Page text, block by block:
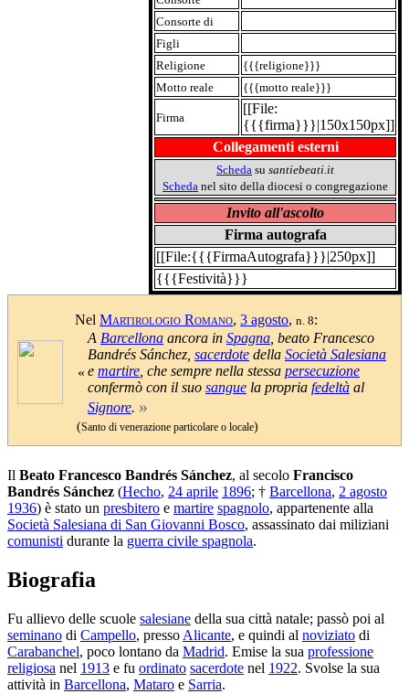
Consorte di
Figli
Religione
{{{religione}}}
Motto reale
{{{motto reale}}}
Firma
[[File:
{{{firma}}}|150x150px]]
Collegamenti esterni
Scheda su santiebeati.it
Scheda nel sito della diocesi o congregazione
Invito all'ascolto
Firma autografa
[[File:{{{FirmaAutografa}}}|250px]]
{{{Festività}}}
Nel Martirologio Romano, 3 agosto, n. 8:
«
A Barcellona ancora in Spagna , beato Francesco
Bandrés Sánchez, sacerdote della Società Salesiana
e martire , che sempre nella stessa persecuzione
confermò con il suo sangue la propria fedeltà al
Signore. »
(Santo di venerazione particolare o locale)
Il Beato Francesco Bandrés Sánchez, al secolo Francisco
Bandrés Sánchez (Hecho, 24 aprile 1896; † Barcellona, 2 agosto
1936) è stato un presbitero e martire spagnolo, appartenente alla
Società Salesiana di San Giovanni Bosco, assassinato dai miliziani
comunisti durante la guerra civile spagnola.
Biografia
Fu allievo delle scuole salesiane della sua città natale; passò poi al
seminano di Campello, presso Alicante, e quindi al noviziato di
Carabanchel, poco lontano da Madrid. Emise la sua professione
religiosa nel 1913 e fu ordinato sacerdote nel 1922. Svolse la sua
attività in Barcellona, Mataro e Sarria.